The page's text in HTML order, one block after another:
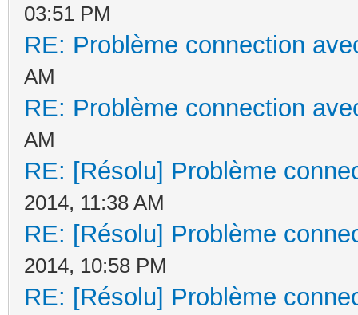
03:51 PM
RE: Problème connection
AM
RE: Problème connection
AM
RE: [Résolu] Problème
2014, 11:38 AM
RE: [Résolu] Problème
2014, 10:58 PM
RE: [Résolu] Problème